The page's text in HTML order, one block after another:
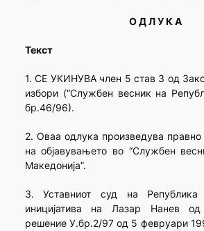
О Д Л У К А
Текст
1. СЕ УКИНУВА член 5 став 3 од
избори (“Службен весник на
бр.46/96).
2. Оваа одлука произведува правно
на објавувањето во “Службен
Македонија”.
3. Уставниот суд на Република
иницијатива на Лазар Нанев
решение У.бр.2/97 од 5 февруари